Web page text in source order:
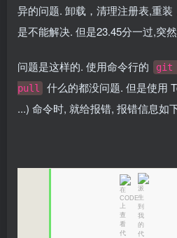
异的问题. 卸载，清理注册表,重
是不能解决. 但是23.45分一过,突
问题是这样的. 使用命令行的 git
pull
什么的都没问题. 但是使用
...) 命令时, 就给报错, 报错信息如